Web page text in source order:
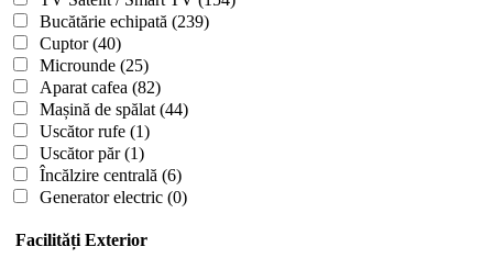
Bucătărie echipată (239)
Cuptor(40)
Microunde (25)
Aparat cafea (82)
Mașină de spălat (44)
Uscător rufe (1)
Uscător păr(1)
Încălzire centrală (6)
Generator electric (0)
Facilități Exterior